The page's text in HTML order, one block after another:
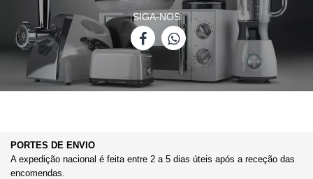
SIGA-NOS
PORTES DE ENVIO
A expedição nacional é feita entre 2 a 5 dias úteis após a receção das
encomendas.